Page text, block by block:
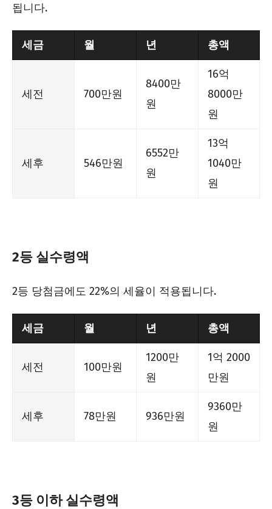
됩니다.
세금 월 년 총액
세전 700만원
8400만
원
16억
8000만
원
세후 546만원
6552만
원
13억
1040만
원
2등 실수령액
2등 당첨금에도 22%의 세율이 적용됩니다.
세금 월 년 총액
세전 100만원
1200만
원
1억 2000
만원
세후 78만원 936만원
9360만
원
3등 이하 실수령액